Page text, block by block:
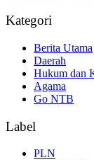
Kategori
Berita Utama
Daerah
Hukum dan
Agama
Go NTB
Label
PLN